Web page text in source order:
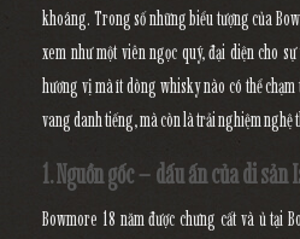
khoáng. Trong số những biểu tượng của
xem như một viên ngọc quý, đại diện cho
hương vị mà ít dòng whisky nào có thể
vang danh tiếng, mà còn là trải nghiệm nghệ
1. Nguồn gốc – dấu ấn của di sản
Bowmore 18 năm được chưng cất và ủ tại